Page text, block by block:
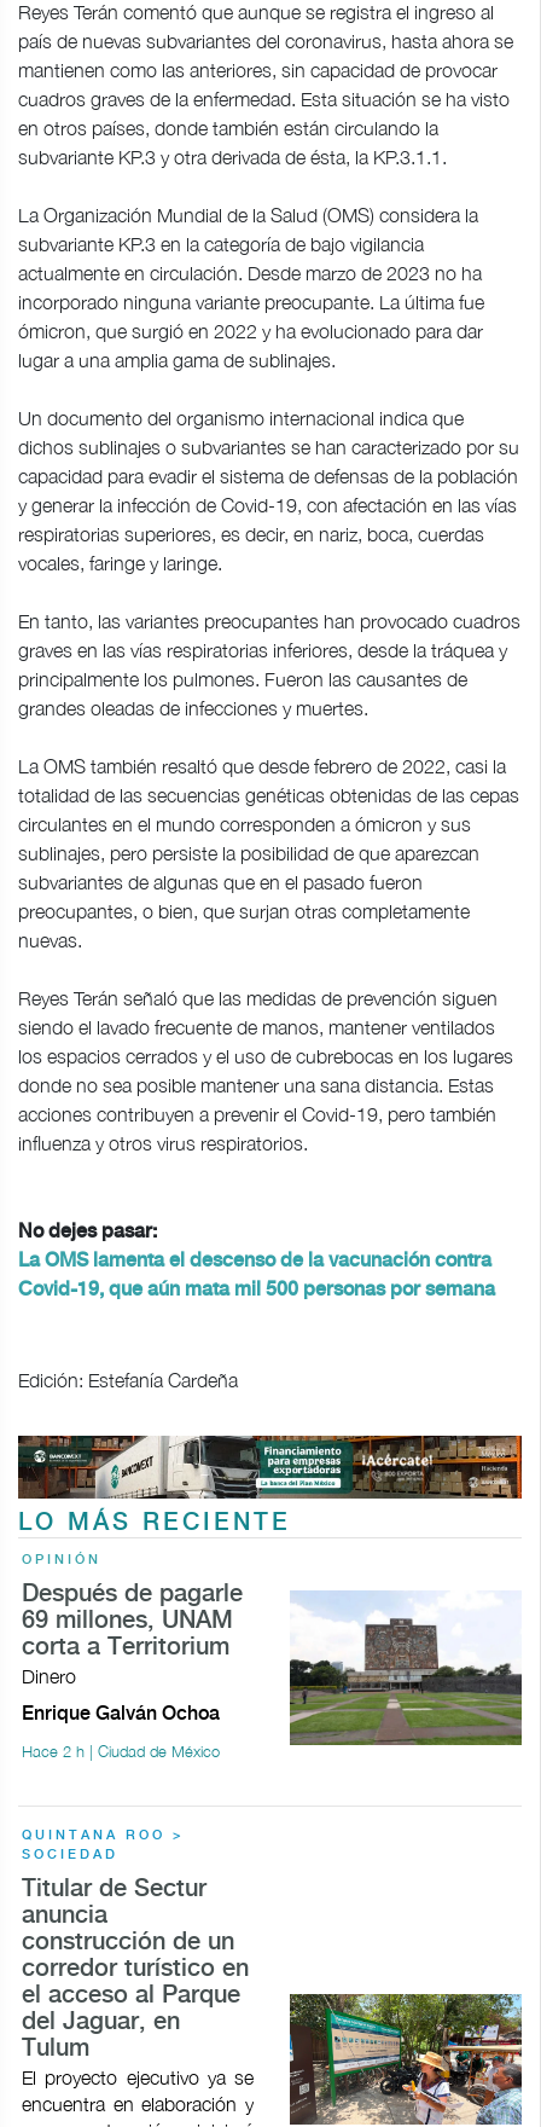
Reyes Terán comentó que aunque se registra el ingreso al
país de nuevas subvariantes del coronavirus, hasta ahora se
mantienen como las anteriores, sin capacidad de provocar
cuadros graves de la enfermedad. Esta situación se ha visto
en otros países, donde también están circulando la
subvariante KP.3 y otra derivada de ésta, la KP.3.1.1.
La Organización Mundial de la Salud (OMS) considera la
subvariante KP.3 en la categoría de bajo vigilancia
actualmente en circulación. Desde marzo de 2023 no ha
incorporado ninguna variante preocupante. La última fue
ómicron, que surgió en 2022 y ha evolucionado para dar
lugar a una amplia gama de sublinajes.
Un documento del organismo internacional indica que
dichos sublinajes o subvariantes se han caracterizado por su
capacidad para evadir el sistema de defensas de la población
y generar la infección de Covid-19, con afectación en las vías
respiratorias superiores, es decir, en nariz, boca, cuerdas
vocales, faringe y laringe.
En tanto, las variantes preocupantes han provocado cuadros
graves en las vías respiratorias inferiores, desde la tráquea y
principalmente los pulmones. Fueron las causantes de
grandes oleadas de infecciones y muertes.
La OMS también resaltó que desde febrero de 2022, casi la
totalidad de las secuencias genéticas obtenidas de las cepas
circulantes en el mundo corresponden a ómicron y sus
sublinajes, pero persiste la posibilidad de que aparezcan
subvariantes de algunas que en el pasado fueron
preocupantes, o bien, que surjan otras completamente
nuevas.
Reyes Terán señaló que las medidas de prevención siguen
siendo el lavado frecuente de manos, mantener ventilados
los espacios cerrados y el uso de cubrebocas en los lugares
donde no sea posible mantener una sana distancia. Estas
acciones contribuyen a prevenir el Covid-19, pero también
influenza y otros virus respiratorios.
No dejes pasar:
La OMS lamenta el descenso de la vacunación contra
Covid-19, que aún mata mil 500 personas por semana
Edición: Estefanía Cardeña
LO MÁS RECIENTE
OPINIÓN
Después de pagarle
69 millones, UNAM
corta a Territorium
Dinero
Enrique Galván Ochoa
Hace 2 h | Ciudad de México
QUINTANA ROO >
SOCIEDAD
Titular de Sectur
anuncia
construcción de un
corredor turístico en
el acceso al Parque
del Jaguar, en
Tulum
El proyecto ejecutivo ya se
encuentra en elaboración y